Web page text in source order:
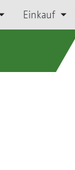
Einkauf